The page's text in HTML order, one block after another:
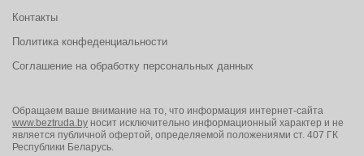
Контакты
Политика конфеденциальности
Соглашение на обработку персональных данных
Обращаем ваше внимание на то, что информация интернет-сайта
www.beztruda.by носит исключительно информационный характер и не
является публичной офертой, определяемой положениями ст. 407 ГК
Республики Беларусь.